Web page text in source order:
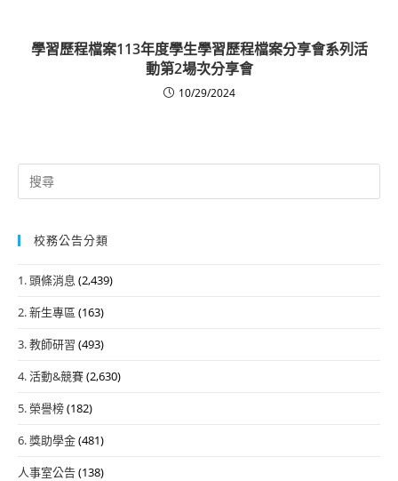
學習歷程檔案113年度學生學習歷程檔案分享會系列活
動第2場次分享會
10/29/2024
Search
for:
校務公告分類
1. 頭條消息 (2,439)
2. 新生專區 (163)
3. 教師研習 (493)
4. 活動&競賽(2,630)
5. 榮譽榜(182)
6. 獎助學金(481)
人事室公告(138)